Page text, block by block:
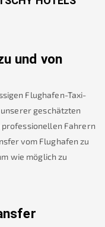
und von
Flughafen-Taxi-
geschätzten
professionellen Fahrern
vom Flughafen zu
wie möglich zu